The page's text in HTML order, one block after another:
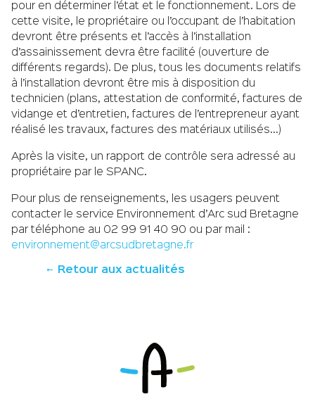
pour en déterminer l’état et le fonctionnement. Lors de
cette visite, le propriétaire ou l’occupant de l’habitation
devront être présents et l’accès à l’installation
d’assainissement devra être facilité (ouverture de
différents regards). De plus, tous les documents relatifs
à l’installation devront être mis à disposition du
technicien (plans, attestation de conformité, factures de
vidange et d’entretien, factures de l’entrepreneur ayant
réalisé les travaux, factures des matériaux utilisés…)
Après la visite, un rapport de contrôle sera adressé au
propriétaire par le SPANC.
Pour plus de renseignements, les usagers peuvent
contacter le service Environnement d’Arc sud Bretagne
par téléphone au 02 99 91 40 90 ou par mail :
environnement@arcsudbretagne.fr
Retour aux actualités